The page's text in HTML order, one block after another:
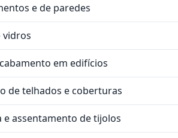
e de paredes
vidros
em edifícios
de telhados e coberturas
e assentamento de tijolos